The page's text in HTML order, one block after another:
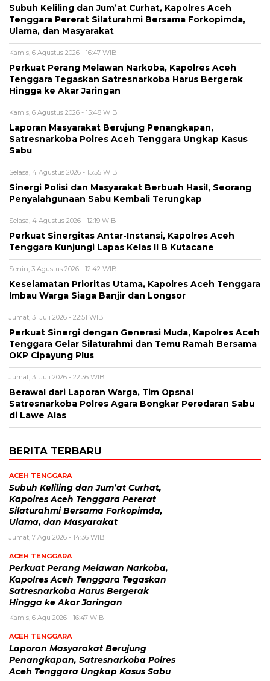
Subuh Keliling dan Jum’at Curhat, Kapolres Aceh
Tenggara Pererat Silaturahmi Bersama Forkopimda,
Ulama, dan Masyarakat
Kamis, 6 Agustus 2026 - 16:47 WIB
Perkuat Perang Melawan Narkoba, Kapolres Aceh
Tenggara Tegaskan Satresnarkoba Harus Bergerak
Hingga ke Akar Jaringan
Kamis, 6 Agustus 2026 - 15:48 WIB
Laporan Masyarakat Berujung Penangkapan,
Satresnarkoba Polres Aceh Tenggara Ungkap Kasus
Sabu
Selasa, 4 Agustus 2026 - 15:55 WIB
Sinergi Polisi dan Masyarakat Berbuah Hasil, Seorang
Penyalahgunaan Sabu Kembali Terungkap
Selasa, 4 Agustus 2026 - 12:19 WIB
Perkuat Sinergitas Antar-Instansi, Kapolres Aceh
Tenggara Kunjungi Lapas Kelas II B Kutacane
Senin, 3 Agustus 2026 - 12:42 WIB
Keselamatan Prioritas Utama, Kapolres Aceh Tenggara
Imbau Warga Siaga Banjir dan Longsor
Jumat, 31 Juli 2026 - 22:51 WIB
Perkuat Sinergi dengan Generasi Muda, Kapolres Aceh
Tenggara Gelar Silaturahmi dan Temu Ramah Bersama
OKP Cipayung Plus
Jumat, 31 Juli 2026 - 22:36 WIB
Berawal dari Laporan Warga, Tim Opsnal
Satresnarkoba Polres Agara Bongkar Peredaran Sabu
di Lawe Alas
BERITA TERBARU
ACEH TENGGARA
Subuh Keliling dan Jum’at Curhat,
Kapolres Aceh Tenggara Pererat
Silaturahmi Bersama Forkopimda,
Ulama, dan Masyarakat
Jumat, 7 Agu 2026 - 14:36 WIB
ACEH TENGGARA
Perkuat Perang Melawan Narkoba,
Kapolres Aceh Tenggara Tegaskan
Satresnarkoba Harus Bergerak
Hingga ke Akar Jaringan
Kamis, 6 Agu 2026 - 16:47 WIB
ACEH TENGGARA
Laporan Masyarakat Berujung
Penangkapan, Satresnarkoba Polres
Aceh Tenggara Ungkap Kasus Sabu